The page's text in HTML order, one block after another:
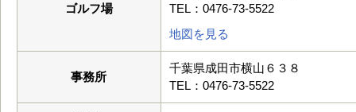
ゴルフ場
TEL：0476-73-5522
地図を見る
事務所
千葉県成田市横山６３８
TEL：0476-73-5522